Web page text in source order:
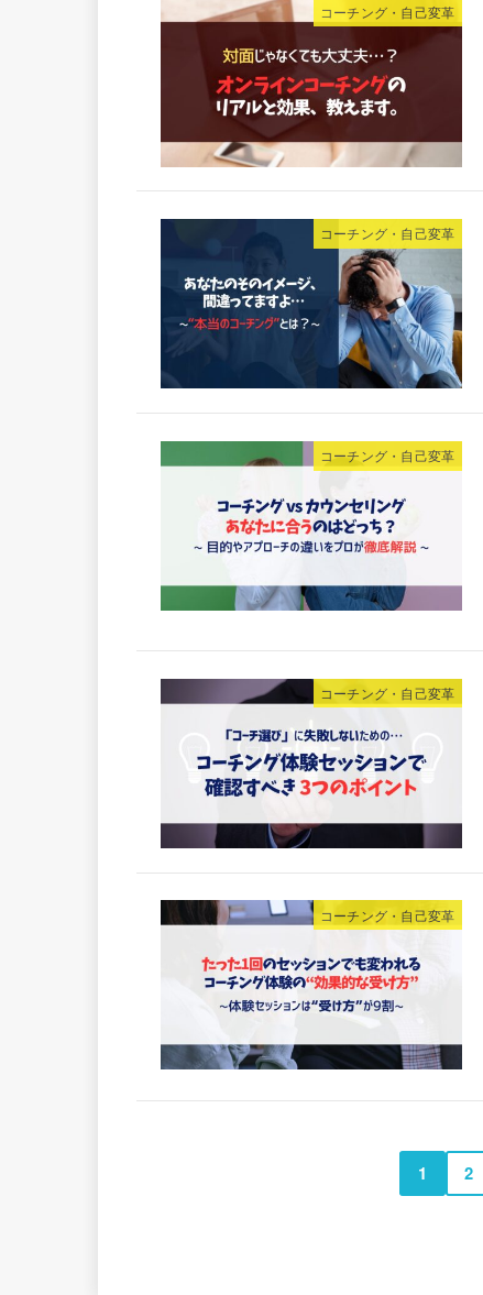
コーチング・自己変革
コーチング・自己変革
コーチング・自己変革
コーチング・自己変革
コーチング・自己変革
1 2